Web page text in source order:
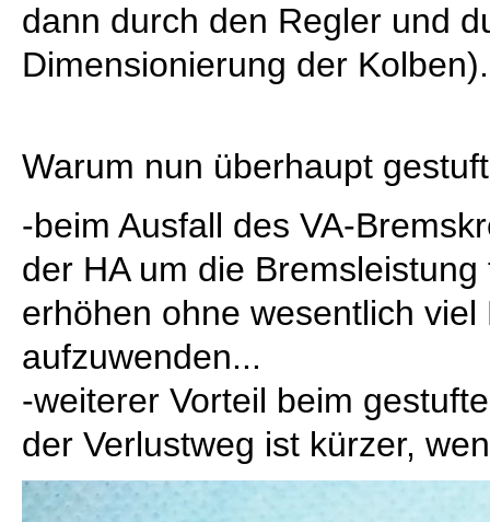
dann durch den Regler und
Dimensionierung der Kolben).
Warum nun überhaupt
-beim Ausfall des VA-
der HA um die
erhöhen ohne wesentlich viel
aufzuwenden...
-weiterer Vorteil beim
der Verlustweg ist kürzer,